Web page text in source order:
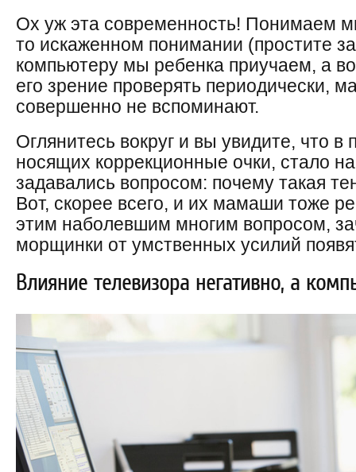
Ох уж эта современность! Понимаем
то искаженном понимании (простите
компьютеру мы ребенка приучаем, а
его зрение проверять периодически,
совершенно не вспоминают.
Оглянитесь вокруг и вы увидите, что
носящих коррекционные очки, стало
задавались вопросом: почему такая
Вот, скорее всего, и их мамаши тоже
этим наболевшим многим вопросом,
морщинки от умственных усилий
Влияние телевизора негативно, а